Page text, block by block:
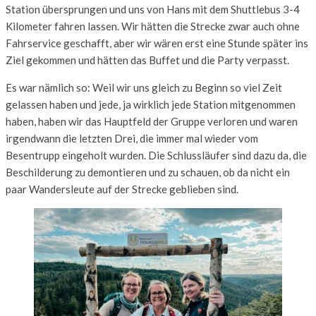
Station übersprungen und uns von Hans mit dem Shuttlebus 3-4
Kilometer fahren lassen. Wir hätten die Strecke zwar auch ohne
Fahrservice geschafft, aber wir wären erst eine Stunde später ins
Ziel gekommen und hätten das Buffet und die Party verpasst.
Es war nämlich so: Weil wir uns gleich zu Beginn so viel Zeit
gelassen haben und jede, ja wirklich jede Station mitgenommen
haben, haben wir das Hauptfeld der Gruppe verloren und waren
irgendwann die letzten Drei, die immer mal wieder vom
Besentrupp eingeholt wurden. Die Schlussläufer sind dazu da, die
Beschilderung zu demontieren und zu schauen, ob da nicht ein
paar Wandersleute auf der Strecke geblieben sind.